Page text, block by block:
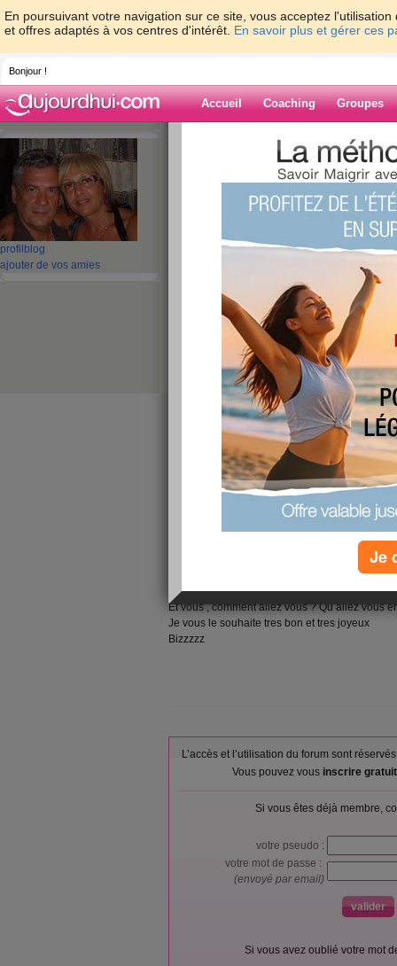
En poursuivant votre navigation sur ce site, vous acceptez
et offres adaptés à vos centres d'intérêt. En savoir plus et gérer ces
Bonjour !
Accueil Coaching Groupes
profil blog
ajouter de vos amies
> >
Blog de
ambiance à la
aujourd hui journée un peu plus
Phil sont à la maison , va y avoir de l
garcon de 13ans mais handycapé . A la
de 6 mois il a été pris de convulsions et est
son reveil il avait la moitié du corp et du cerv
adorable , si attendrissant mais qui demande
,mais à sa façon à lui il nous le rend bien en
disant " JE T AIME "
Sinon à part ça Phil travaille jusque 13h . Les
certainement ne vont plus tarder à se lever et
........toilette , dejeuner , préparation du diner
maman de Phil . Moi ma famille se trouve à
soeur me manque aussi , on se telephone ts
contact physique et d un autre coté je suis
regrette pas ma décision d etre venue habiter
Je v arreter avec mes états d ame .
Et vous , comment allez vous ? Qu allez vous
Je vous le souhaite tres bon et tres joyeux
Bizzzzz
L’accès et l’utilisation du forum sont
Vous pouvez vous inscrire
Si vous êtes déjà membre,
votre pseudo :
votre mot de passe :
(envoyé par email)
Si vous avez oublié votre mot
Je